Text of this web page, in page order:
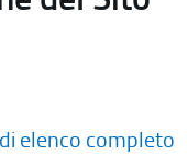
elenco completo